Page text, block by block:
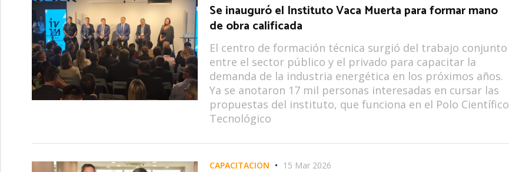
Se inauguró el Instituto Vaca Muerta para formar mano
de obra calificada
El centro de formación técnica surgió del trabajo conjunto
entre el sector público y el privado para capacitar la
demanda de la industria energética en los próximos años.
Ya se anotaron 17 mil personas interesadas en cursar las
propuestas del instituto, que funciona en el Polo Científico
Tecnológico
CAPACITACIÓN 15 Mar 2026